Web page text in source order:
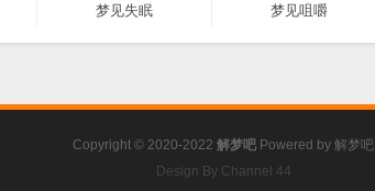
梦见失眠 梦见咀嚼
Copyright © 2020-2022 解梦吧 Powered by 解梦吧
Design By Channel 44